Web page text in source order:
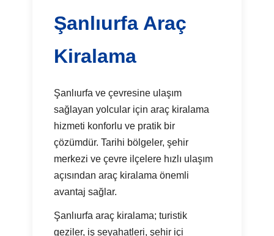
Şanlıurfa Araç
Kiralama
Şanlıurfa ve çevresine ulaşım
sağlayan yolcular için araç kiralama
hizmeti konforlu ve pratik bir
çözümdür. Tarihi bölgeler, şehir
merkezi ve çevre ilçelere hızlı ulaşım
açısından araç kiralama önemli
avantaj sağlar.
Şanlıurfa araç kiralama; turistik
geziler, iş seyahatleri, şehir içi